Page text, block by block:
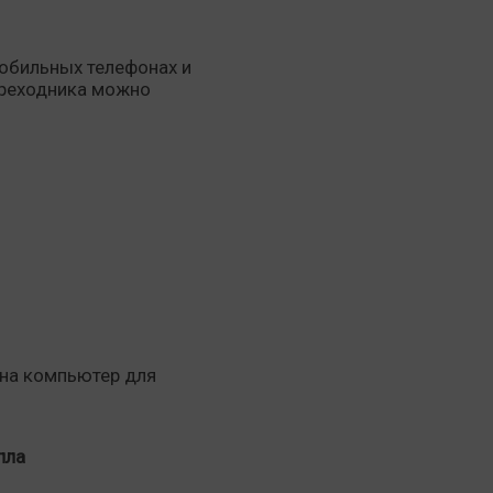
телефонах и
можно
компьютер для